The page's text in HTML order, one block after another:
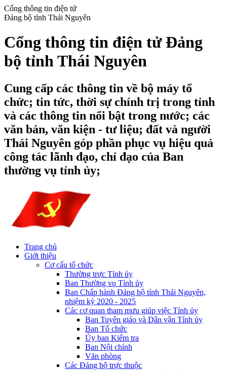
Cổng thông tin điện tử
Đảng bộ tỉnh Thái Nguyên
Cổng thông tin điện tử Đảng
bộ tỉnh Thái Nguyên
Cung cấp các thông tin về bộ máy tổ
chức; tin tức, thời sự chính trị trong tỉnh
và các thông tin nổi bật trong nước; các
văn bản, văn kiện - tư liệu; đất và người
Thái Nguyên góp phần phục vụ hiệu quả
công tác lãnh đạo, chỉ đạo của Ban
thường vụ tỉnh ủy;
Trang chủ
Giới thiệu
Cơ cấu tổ chức
Thường trực Tỉnh ủy
Ban Thường vụ Tỉnh ủy
Ban Chấp hành Đảng bộ tỉnh Thái Nguyên,
nhiệm kỳ 2020 - 2025
Các cơ quan tham mưu giúp việc Tỉnh ủy
Ban Tuyên giáo và Dân vận Tỉnh ủy
Ban Tổ chức
Ủy ban Kiểm tra
Ban Nội chính
Văn phòng
Các Đảng bộ trực thuộc